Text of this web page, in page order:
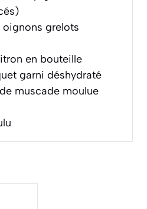
oignons grelots
en bouteille
garni déshydraté
muscade moulue